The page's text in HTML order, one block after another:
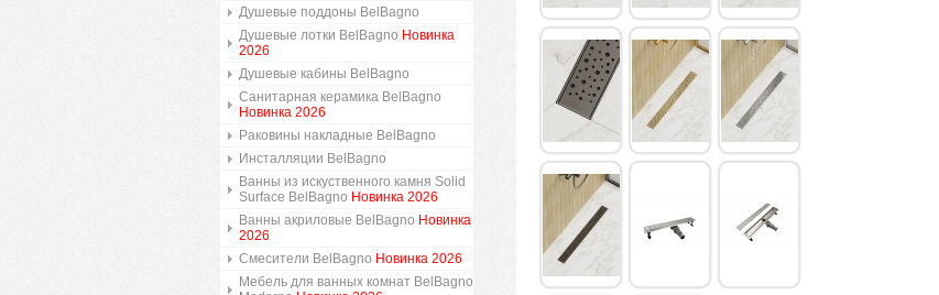
Душевые поддоны BelBagno
Душевые лотки BelBagno Новинка
2026
Душевые кабины BelBagno
Санитарная керамика BelBagno
Новинка 2026
Раковины накладные BelBagno
Инсталляции BelBagno
Ванны из искуственного камня Solid
Surface BelBagno Новинка 2026
Ванны акриловые BelBagno Новинка
2026
Смесители BelBagno Новинка 2026
Мебель для ванных комнат BelBagno